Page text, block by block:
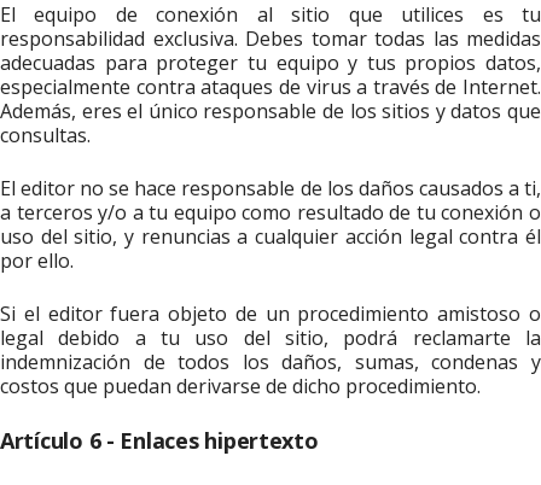
El equipo de conexión al sitio que utilices es tu
responsabilidad exclusiva. Debes tomar todas las medidas
adecuadas para proteger tu equipo y tus propios datos,
especialmente contra ataques de virus a través de Internet.
Además, eres el único responsable de los sitios y datos que
consultas.
El editor no se hace responsable de los daños causados a ti,
a terceros y/o a tu equipo como resultado de tu conexión o
uso del sitio, y renuncias a cualquier acción legal contra él
por ello.
Si el editor fuera objeto de un procedimiento amistoso o
legal debido a tu uso del sitio, podrá reclamarte la
indemnización de todos los daños, sumas, condenas y
costos que puedan derivarse de dicho procedimiento.
Artículo 6 - Enlaces hipertexto